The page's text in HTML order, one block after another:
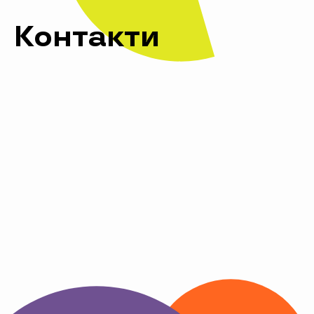
Контакти